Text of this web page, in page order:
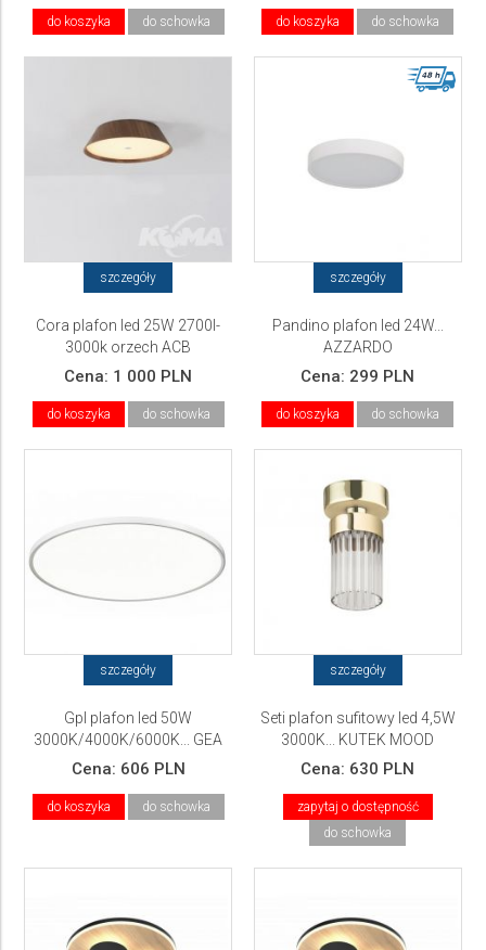
do koszyka do schowka do koszyka do schowka
szczegóły
Cora plafon led 25W 2700l-
3000k orzech ACB
Cena: 1 000 PLN
do koszyka do schowka
szczegóły
Pandino plafon led 24W...
AZZARDO
Cena: 299 PLN
do koszyka do schowka
szczegóły
Gpl plafon led 50W
3000K/4000K/6000K... GEA
LUCE
Cena: 606 PLN
do koszyka do schowka
szczegóły
Seti plafon sufitowy led 4,5W
3000K... KUTEK MOOD
Cena: 630 PLN
zapytaj o dostępność
do schowka